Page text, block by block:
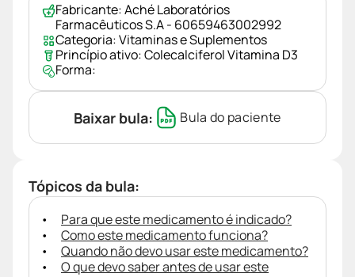
Fabricante:Aché Laboratórios
Farmacêuticos S.A - 60659463002992
Categoria:Vitaminas e Suplementos
Princípio ativo:Colecalciferol Vitamina D3
Forma:
Baixar bula: Bula do paciente
Tópicos da bula:
Para que este medicamento é indicado?
Como este medicamento funciona?
Quando não devo usar este medicamento?
O que devo saber antes de usar este